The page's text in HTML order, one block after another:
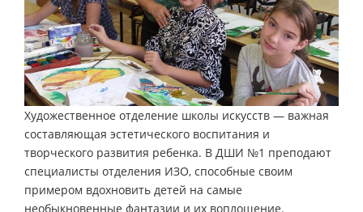
Художественное отделение школы искусств — важная
составляющая эстетического воспитания и
творческого развития ребенка. В ДШИ №1 преподают
специалисты отделения ИЗО, способные своим
примером вдохновить детей на самые
необыкновенные фантазии и их воплощение.